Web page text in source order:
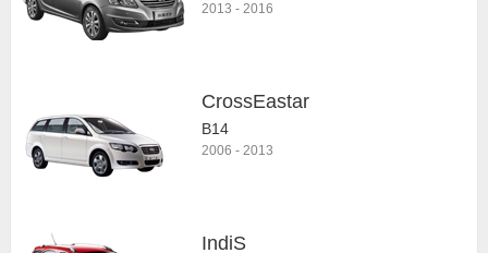
2013 - 2016
CrossEastar
B14
2006 - 2013
IndiS